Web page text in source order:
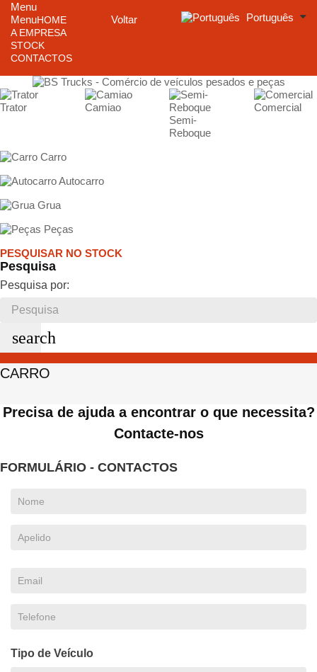
Menu
Menu
Voltar
HOME
A EMPRESA
STOCK
CONTACTOS
Português
Trator
Camiao
Semi-
Reboque
Comercial
Carro
Autocarro
Grua
Peças
PESQUISAR NO STOCK
Pesquisa
Pesquisa por:
search
CARRO
Precisa de ajuda a encontrar o que necessita?
Contacte-nos
FORMULÁRIO - CONTACTOS
Tipo de Veículo